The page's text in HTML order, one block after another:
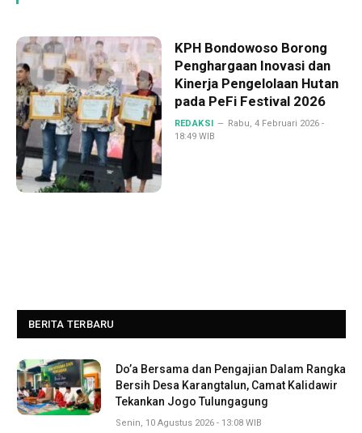
KPH Bondowoso Borong
Penghargaan Inovasi dan
Kinerja Pengelolaan Hutan
pada PeFi Festival 2026
REDAKSI
Rabu, 4 Februari 2026 -
18:49 WIB
BERITA TERBARU
Do’a Bersama dan Pengajian Dalam Rangka
Bersih Desa Karangtalun, Camat Kalidawir
Tekankan Jogo Tulungagung
Senin, 10 Agustus 2026 - 13:08 WIB